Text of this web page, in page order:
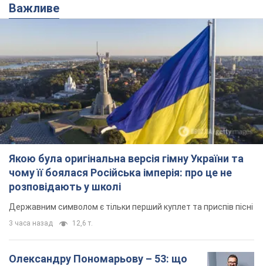
Важливе
Якою була оригінальна версія гімну України та
чому її боялася Російська імперія: про це не
розповідають у школі
Державним символом є тільки перший куплет та приспів пісні
3 часа назад 12,6 т.
Олександру Пономарьову – 53: що